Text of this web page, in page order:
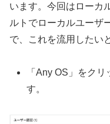
います。今回はローカ
ルトでローカルユーザ
で、これを流用したい
「Any OS」をク
す。